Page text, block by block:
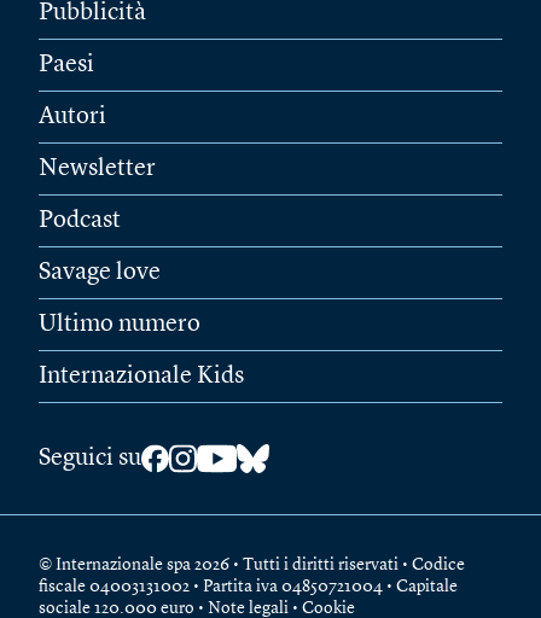
Pubblicità
Paesi
Autori
Newsletter
Podcast
Savage love
Ultimo numero
Internazionale Kids
Seguici su
© Internazionale spa 2026 • Tutti i diritti riservati • Codice
fiscale 04003131002 • Partita iva 04850721004 • Capitale
sociale 120.000 euro • Note legali • Cookie